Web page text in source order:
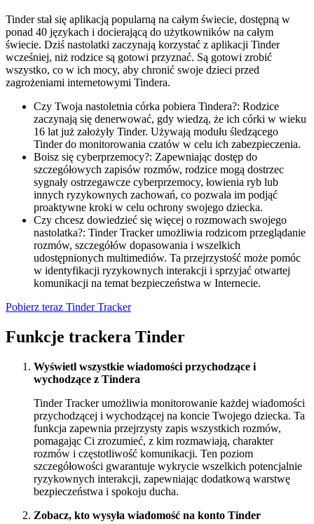
Tinder stał się aplikacją popularną na całym świecie, dostępną w
ponad 40 językach i docierającą do użytkowników na całym
świecie. Dziś nastolatki zaczynają korzystać z aplikacji Tinder
wcześniej, niż rodzice są gotowi przyznać. Są gotowi zrobić
wszystko, co w ich mocy, aby chronić swoje dzieci przed
zagrożeniami internetowymi Tindera.
Czy Twoja nastoletnia córka pobiera Tindera?: Rodzice
zaczynają się denerwować, gdy wiedzą, że ich córki w wieku
16 lat już założyły Tinder. Używają modułu śledzącego
Tinder do monitorowania czatów w celu ich zabezpieczenia.
Boisz się cyberprzemocy?: Zapewniając dostęp do
szczegółowych zapisów rozmów, rodzice mogą dostrzec
sygnały ostrzegawcze cyberprzemocy, łowienia ryb lub
innych ryzykownych zachowań, co pozwala im podjąć
proaktywne kroki w celu ochrony swojego dziecka.
Czy chcesz dowiedzieć się więcej o rozmowach swojego
nastolatka?: Tinder Tracker umożliwia rodzicom przeglądanie
rozmów, szczegółów dopasowania i wszelkich
udostępnionych multimediów. Ta przejrzystość może pomóc
w identyfikacji ryzykownych interakcji i sprzyjać otwartej
komunikacji na temat bezpieczeństwa w Internecie.
Pobierz teraz Tinder Tracker
Funkcje trackera Tinder
Wyświetl wszystkie wiadomości przychodzące i
wychodzące z Tindera
Tinder Tracker umożliwia monitorowanie każdej wiadomości
przychodzącej i wychodzącej na koncie Twojego dziecka. Ta
funkcja zapewnia przejrzysty zapis wszystkich rozmów,
pomagając Ci zrozumieć, z kim rozmawiają, charakter
rozmów i częstotliwość komunikacji. Ten poziom
szczegółowości gwarantuje wykrycie wszelkich potencjalnie
ryzykownych interakcji, zapewniając dodatkową warstwę
bezpieczeństwa i spokoju ducha.
Zobacz, kto wysyła wiadomość na konto Tinder